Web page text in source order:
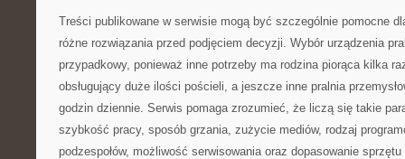
Treści publikowane w serwisie mogą być szczególnie pomocne
różne rozwiązania przed podjęciem decyzji. Wybór urządzenia
przypadkowy, ponieważ inne potrzeby ma rodzina piorąca kilka
obsługujący duże ilości pościeli, a jeszcze inne pralnia
godzin dziennie. Serwis pomaga zrozumieć, że liczą się takie
szybkość pracy, sposób grzania, zużycie mediów, rodzaj
podzespołów, możliwość serwisowania oraz dopasowanie